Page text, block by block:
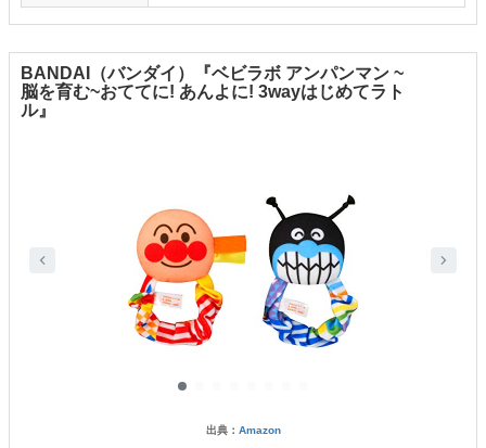
BANDAI（バンダイ）『ベビラボ アンパンマン ~
脳を育む~おててに! あんよに! 3wayはじめてラト
ル』
出典： Amazon